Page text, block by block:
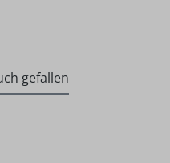
gefallen